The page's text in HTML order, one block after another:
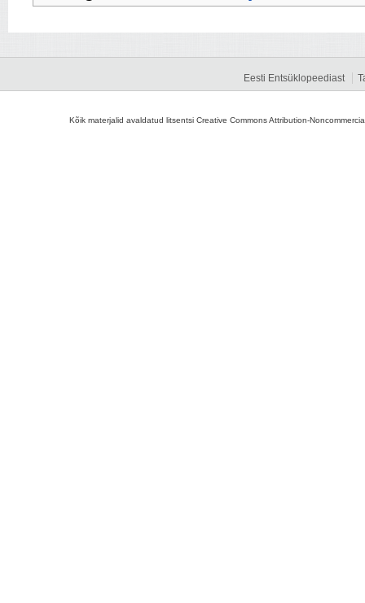
Eesti Entsüklopeediast
Kõik materjalid avaldatud litsentsi Creative Commons Attribution-